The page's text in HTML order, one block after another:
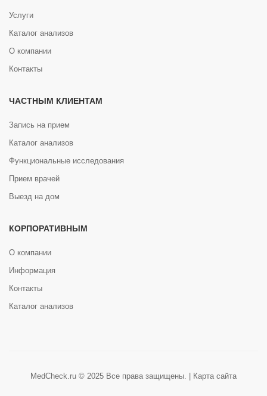
Услуги
Каталог анализов
О компании
Контакты
ЧАСТНЫМ КЛИЕНТАМ
Запись на прием
Каталог анализов
Функциональные исследования
Прием врачей
Выезд на дом
КОРПОРАТИВНЫМ
О компании
Информация
Контакты
Каталог анализов
MedCheck.ru © 2025 Все права защищены. | Карта сайта